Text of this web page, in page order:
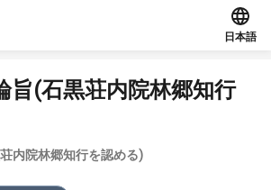
日本語
旨(石黒荘内院林郷知行
内院林郷知行を認める)